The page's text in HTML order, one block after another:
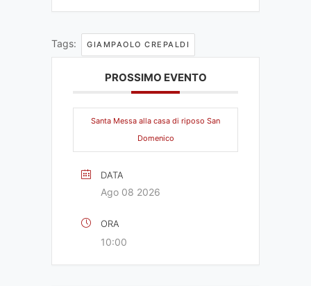
Tags: GIAMPAOLO CREPALDI
PROSSIMO EVENTO
Santa Messa alla casa di riposo San
Domenico
DATA
Ago 08 2026
ORA
10:00